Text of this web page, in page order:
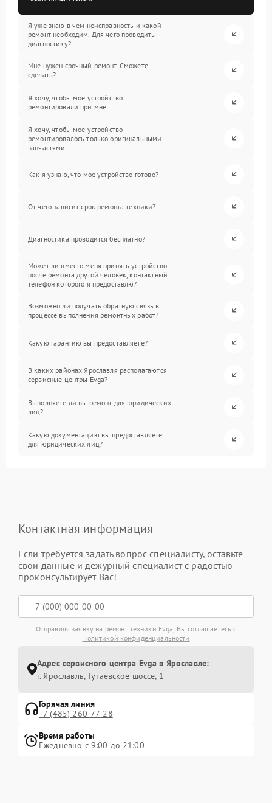
Я уже знаю в чем неисправность и какой
ремонт необходим. Для чего проводить
диагностику?
Мне нужен срочный ремонт. Сможете
сделать?
Я хочу, чтобы мое устройство
ремонтировали при мне.
Я хочу, чтобы мое устройство
ремонтировалось только оригинальными
запчастями.
Как я узнаю, что мое устройство готово?
От чего зависит срок ремонта техники?
Диагностика проводится бесплатно?
Может ли вместо меня принять устройство
после ремонта другой человек, контактный
телефон которого я предоставлю?
Возможно ли получать обратную связь в
процессе выполнения ремонтных работ?
Какую гарантию вы предоставляете?
В каких районах Ярославля располагаются
сервисные центры Evga?
Выполняете ли вы ремонт для юридических
лиц?
Какую документацию вы предоставляете
для юридических лиц?
Контактная информация
Если требуется задать вопрос специалисту, оставьте
свои данные и дежурный специалист с радостью
проконсультирует Вас!
Отправляя заявку на ремонт техники Evga, Вы соглашаетесь с
Политикой конфиденциальности
Адрес сервисного центра Evga в Ярославле:
г. Ярославль, Тутаевское шоссе, 1
Горячая линия
+7 (485) 260-77-28
Время работы
Ежедневно с 9:00 до 21:00